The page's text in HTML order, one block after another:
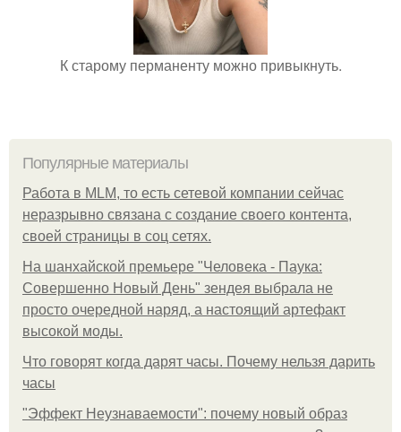
К старому перманенту можно привыкнуть.
Популярные материалы
Работа в MLM, то есть сетевой компании сейчас
неразрывно связана с создание своего контента,
своей страницы в соц сетях.
На шанхайской премьере "Человека - Паука:
Совершенно Новый День" зендея выбрала не
просто очередной наряд, а настоящий артефакт
высокой моды.
Что говорят когда дарят часы. Почему нельзя дарить
часы
"Эффект Неузнаваемости": почему новый образ